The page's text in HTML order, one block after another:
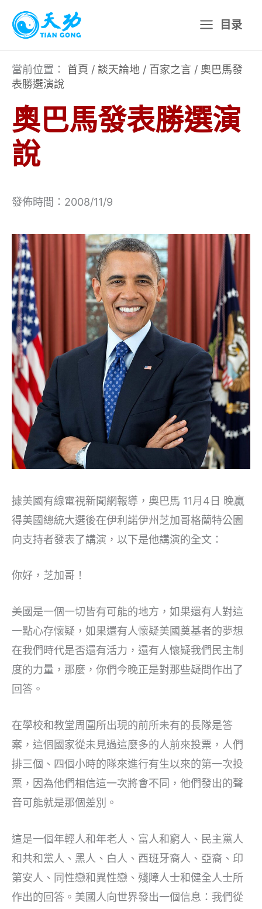
主
目录
當前位置： 首頁 / 談天論地 / 百家之言 / 奧巴馬發
表勝選演說
奧巴馬發表勝選演
說
發佈時間：2008/11/9
據美國有線電視新聞網報導，奧巴馬 11月4日 晚贏
得美國總統大選後在伊利諾伊州芝加哥格蘭特公園
向支持者發表了講演，以下是他講演的全文：
你好，芝加哥！
美國是一個一切皆有可能的地方，如果還有人對這
一點心存懷疑，如果還有人懷疑美國奠基者的夢想
在我們時代是否還有活力，還有人懷疑我們民主制
度的力量，那麼，你們今晚正是對那些疑問作出了
回答。
在學校和教堂周圍所出現的前所未有的長隊是答
案，這個國家從未見過這麼多的人前來投票，人們
排三個、四個小時的隊來進行有生以來的第一次投
票，因為他們相信這一次將會不同，他們發出的聲
音可能就是那個差別。
這是一個年輕人和年老人、富人和窮人、民主黨人
和共和黨人、黑人、白人、西班牙裔人、亞裔、印
第安人、同性戀和異性戀、殘障人士和健全人士所
作出的回答。美國人向世界發出一個信息：我們從